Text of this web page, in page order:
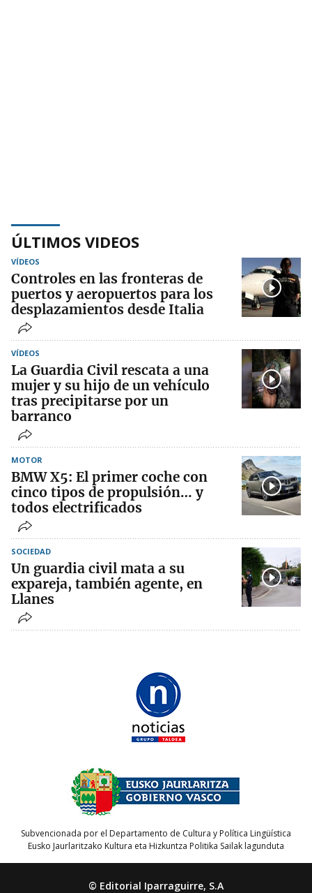
ÚLTIMOS VIDEOS
VÍDEOS
Controles en las fronteras de
puertos y aeropuertos para los
desplazamientos desde Italia
VÍDEOS
La Guardia Civil rescata a una
mujer y su hijo de un vehículo
tras precipitarse por un
barranco
MOTOR
BMW X5: El primer coche con
cinco tipos de propulsión… y
todos electrificados
SOCIEDAD
Un guardia civil mata a su
expareja, también agente, en
Llanes
Subvencionada por el Departamento de Cultura y Política Lingüística
Eusko Jaurlaritzako Kultura eta Hizkuntza Politika Sailak lagunduta
© Editorial Iparraguirre, S.A